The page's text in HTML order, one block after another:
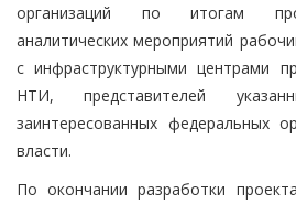
организаций по итогам
аналитических мероприятий
с инфраструктурными центрами
НТИ, представителей
заинтересованных федеральных
власти.
По окончании разработки